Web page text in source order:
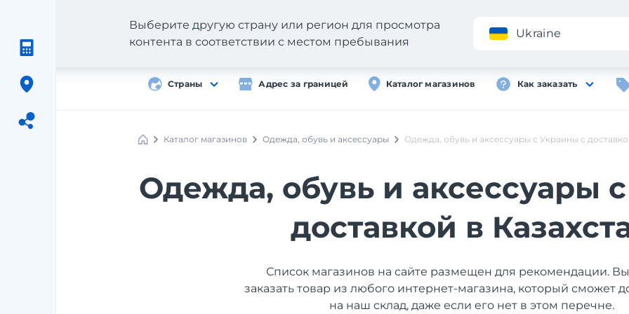
Страны Адрес за границей Каталог магазинов Как заказать
Выберите другую страну или регион для просмотра
контента в соответствии с местом пребывания
Ukraine
Meest
Каталог магазинов Одежда, обувь и аксессуары Одежда, обувь и аксессуары с Украины с
Одежда, обувь и аксессуары
доставкой в
Список магазинов на сайте размещен для рекомендации.
заказать товар из любого интернет-магазина, который сможет
на наш склад, даже если его нет в этом перечне.